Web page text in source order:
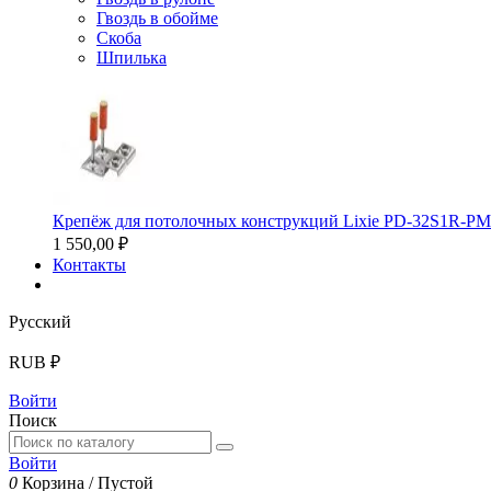
Гвоздь в обойме
Скоба
Шпилька
Крепёж для потолочных конструкций Lixie PD-32S1R-
1 550,00 ₽
Контакты
Русский
RUB ₽
Войти
Поиск
Войти
0 Корзина /Пустой